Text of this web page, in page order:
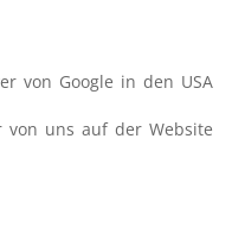
von Google in den USA
von uns auf der Website